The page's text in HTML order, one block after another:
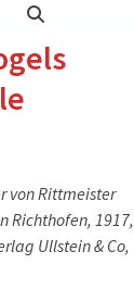
von Rittmeister
Richthofen, 1917,
Ullstein & Co,